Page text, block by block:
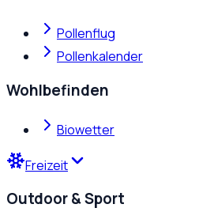
Pollenflug
Pollenkalender
Wohlbefinden
Biowetter
Freizeit
Outdoor & Sport